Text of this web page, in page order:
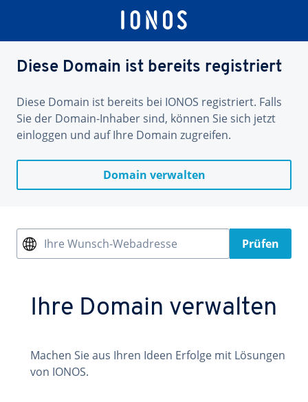
Diese Domain ist bereits registriert
Diese Domain ist bereits bei IONOS registriert. Falls
Sie der Domain-Inhaber sind, können Sie sich jetzt
einloggen und auf Ihre Domain zugreifen.
Domain verwalten
Ihre Wunsch-Webadresse Prüfen
Ihre Domain verwalten
Machen Sie aus Ihren Ideen Erfolge mit Lösungen
von IONOS.